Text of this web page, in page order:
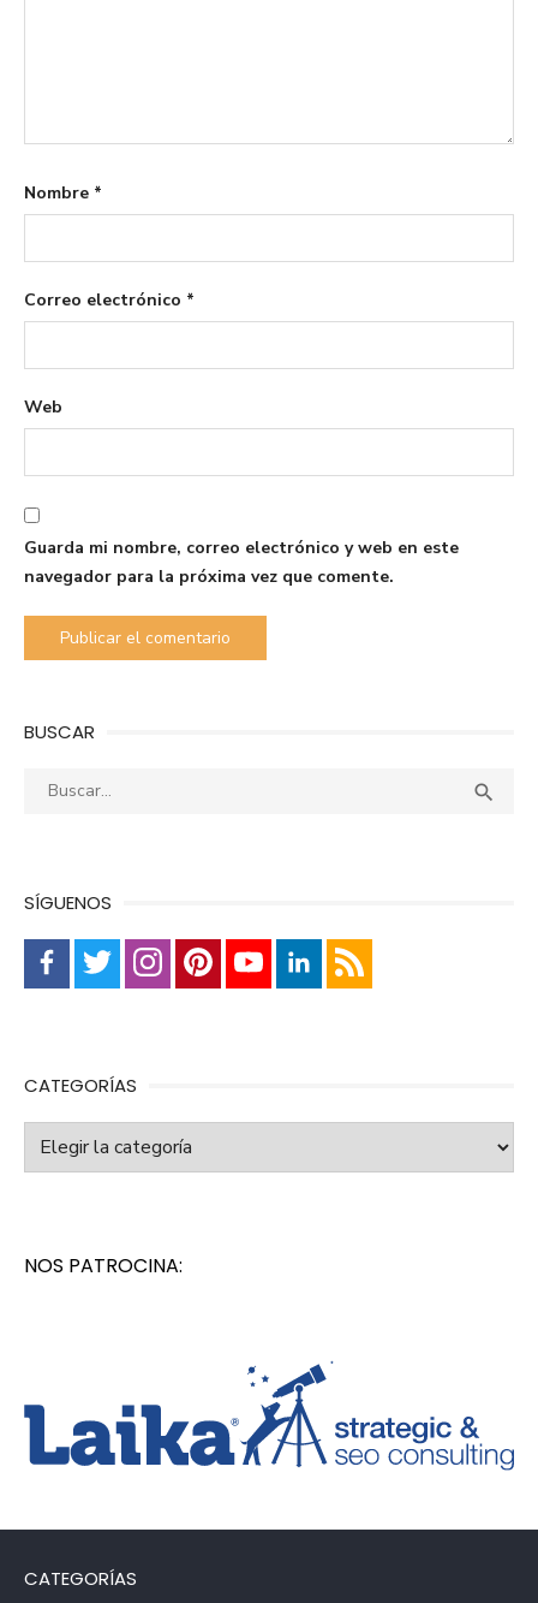
Nombre *
Correo electrónico *
Web
Guarda mi nombre, correo electrónico y web en este
navegador para la próxima vez que comente.
BUSCAR
Buscar: 
SÍGUENOS
CATEGORÍAS
Categorías
NOS PATROCINA:
CATEGORÍAS